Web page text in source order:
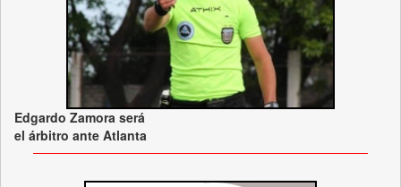
Edgardo Zamora será
el árbitro ante Atlanta